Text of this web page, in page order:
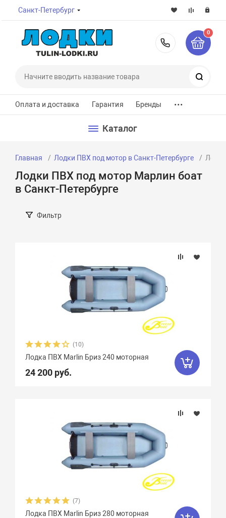
Санкт-Петербург
8-800-
0
Оплата и доставка Гарантия Бренды ...
Каталог
Главная Лодки ПВХ под мотор в Санкт-Петербурге
Лодки ПВХ под мотор Марлин боат
в Санкт-Петербурге
Фильтр
Длина, см
Длина кокпита, см
Диаметр баллона, см
Плотность ткани, г/м2
Пассажировместимость
(10)
Лодка ПВХ Marlin Бриз 240 моторная
24 200 руб.
(7)
Лодка ПВХ Marlin Бриз 280 моторная